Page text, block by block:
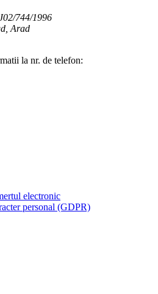
744/1996
Arad
la nr. de telefon:
electronic
personal (GDPR)